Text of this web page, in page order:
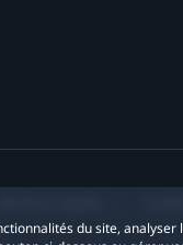
du site,